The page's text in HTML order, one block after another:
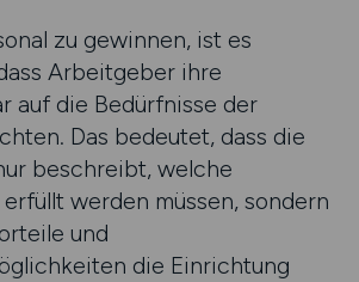
zu gewinnen, ist es
Arbeitgeber ihre
auf die Bedürfnisse der
Das bedeutet, dass die
beschreibt, welche
werden müssen, sondern
und
die Einrichtung